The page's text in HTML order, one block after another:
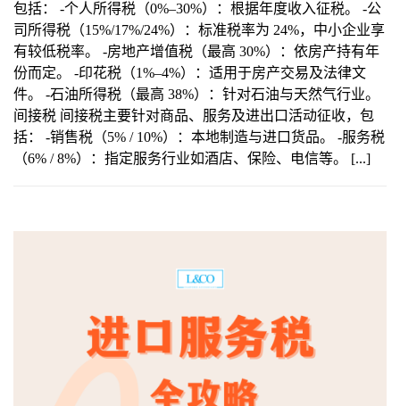
包括： -个人所得税（0%–30%）：根据年度收入征税。 -公
司所得税（15%/17%/24%）：标准税率为 24%，中小企业享
有较低税率。 -房地产增值税（最高 30%）：依房产持有年
份而定。 -印花税（1%–4%）：适用于房产交易及法律文
件。 -石油所得税（最高 38%）：针对石油与天然气行业。
间接税 间接税主要针对商品、服务及进出口活动征收，包
括： -销售税（5% / 10%）：本地制造与进口货品。 -服务税
（6% / 8%）：指定服务行业如酒店、保险、电信等。 [...]